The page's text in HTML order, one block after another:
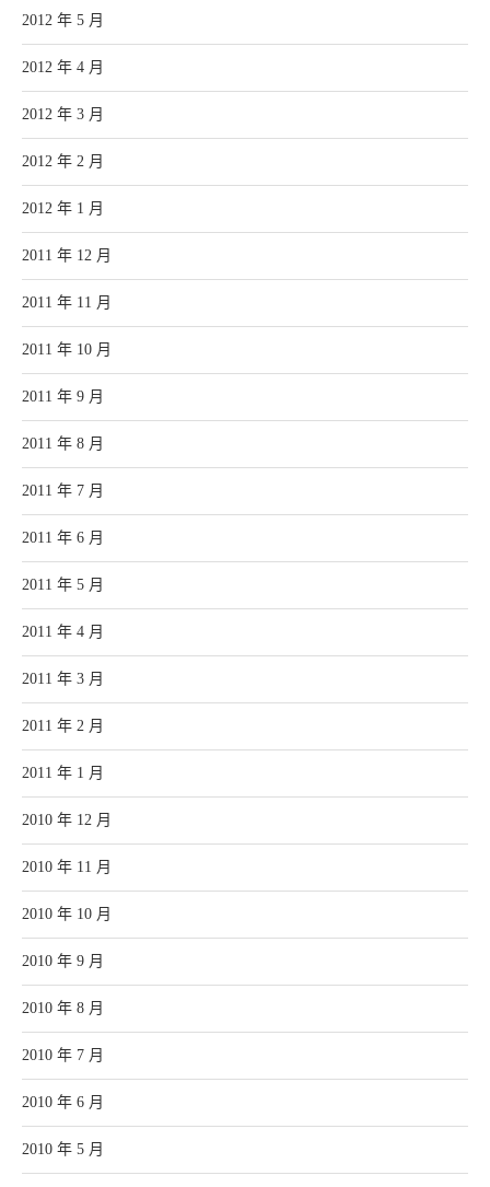
2012 年 5 月
2012 年 4 月
2012 年 3 月
2012 年 2 月
2012 年 1 月
2011 年 12 月
2011 年 11 月
2011 年 10 月
2011 年 9 月
2011 年 8 月
2011 年 7 月
2011 年 6 月
2011 年 5 月
2011 年 4 月
2011 年 3 月
2011 年 2 月
2011 年 1 月
2010 年 12 月
2010 年 11 月
2010 年 10 月
2010 年 9 月
2010 年 8 月
2010 年 7 月
2010 年 6 月
2010 年 5 月